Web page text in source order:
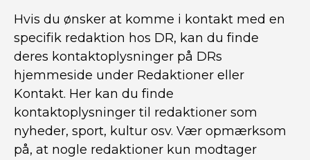
Hvis du ønsker at komme i kontakt med en
specifik redaktion hos DR, kan du finde
deres kontaktoplysninger på DRs
hjemmeside under Redaktioner eller
Kontakt. Her kan du finde
kontaktoplysninger til redaktioner som
nyheder, sport, kultur osv. Vær opmærksom
på, at nogle redaktioner kun modtager